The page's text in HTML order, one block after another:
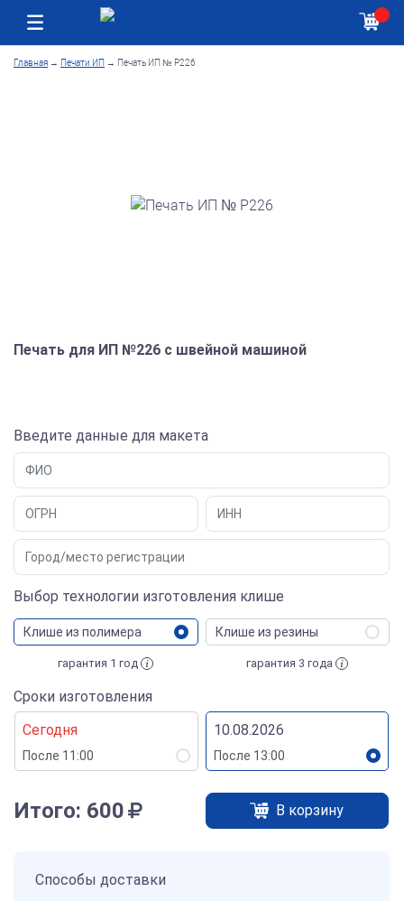
Главная → Печати ИП → Печать ИП № Р226
Печать для ИП №226 с швейной машиной
Введите данные для макета
Выбор технологии изготовления клише
Клише из полимера
гарантия 1 год
Клише из резины
гарантия 3 года
Сроки изготовления
Сегодня
После 11:00
10.08.2026
После 13:00
Итого: 600 В корзину
Способы доставки